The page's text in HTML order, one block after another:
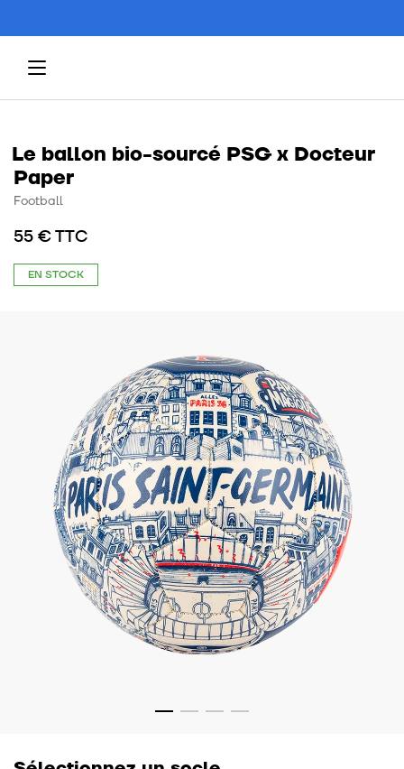
Le ballon bio-sourcé PSG x Docteur
Paper
Football
55 € TTC
EN STOCK